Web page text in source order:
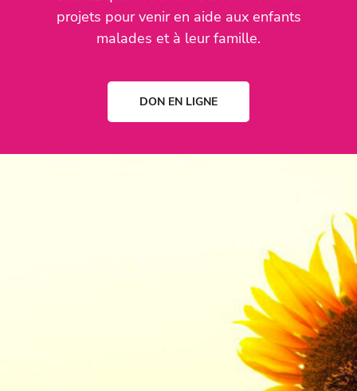
projets pour venir en aide aux enfants
malades et à leur famille.
DON EN LIGNE